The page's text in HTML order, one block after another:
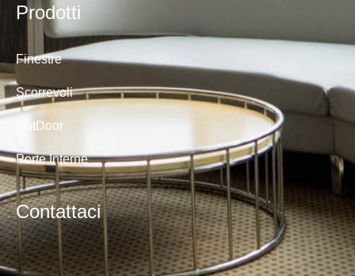
Prodotti
Finestre
Scorrevoli
OutDoor
Porte Interne
Contattaci